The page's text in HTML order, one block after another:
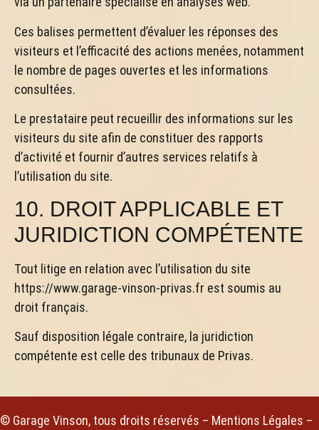
Ces balises permettent d’évaluer les réponses des
visiteurs et l’efficacité des actions menées, notamment
le nombre de pages ouvertes et les informations
consultées.
Le prestataire peut recueillir des informations sur les
visiteurs du site afin de constituer des rapports
d’activité et fournir d’autres services relatifs à
l’utilisation du site.
10. DROIT APPLICABLE ET
JURIDICTION COMPÉTENTE
Tout litige en relation avec l’utilisation du site
https://www.garage-vinson-privas.fr est soumis au
droit français.
Sauf disposition légale contraire, la juridiction
compétente est celle des tribunaux de Privas.
© Garage Vinson, tous droits réservés – Mentions Légales –